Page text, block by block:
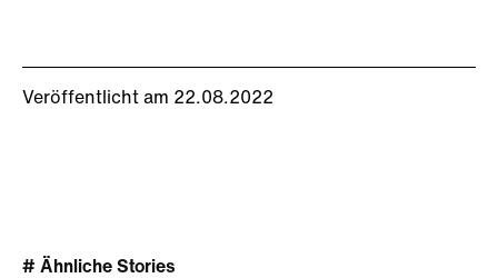
Veröffentlicht am 22.08.2022
# Ähnliche Stories